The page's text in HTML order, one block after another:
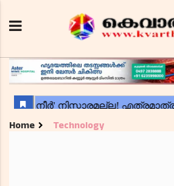
Home Technology